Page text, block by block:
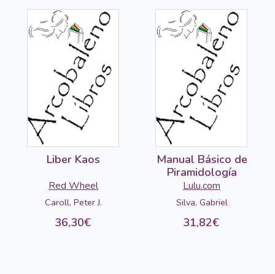
Liber Kaos
Red Wheel
Caroll, Peter J.
36,30€
Manual Básico de
Piramidología
Lulu.com
Silva, Gabriel
31,82€